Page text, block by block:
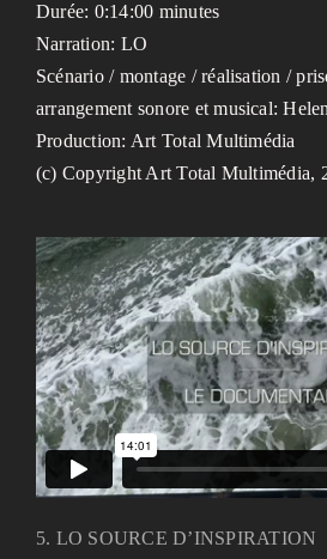
Durée: 0:14:00 minutes
Narration: LO
Scénario / montage / réalisation /
arrangement sonore et musical:
Production: Art Total Multimédia
(c) Copyright Art Total Multimédia,
5. LO SOURCE D’INSPIRATION